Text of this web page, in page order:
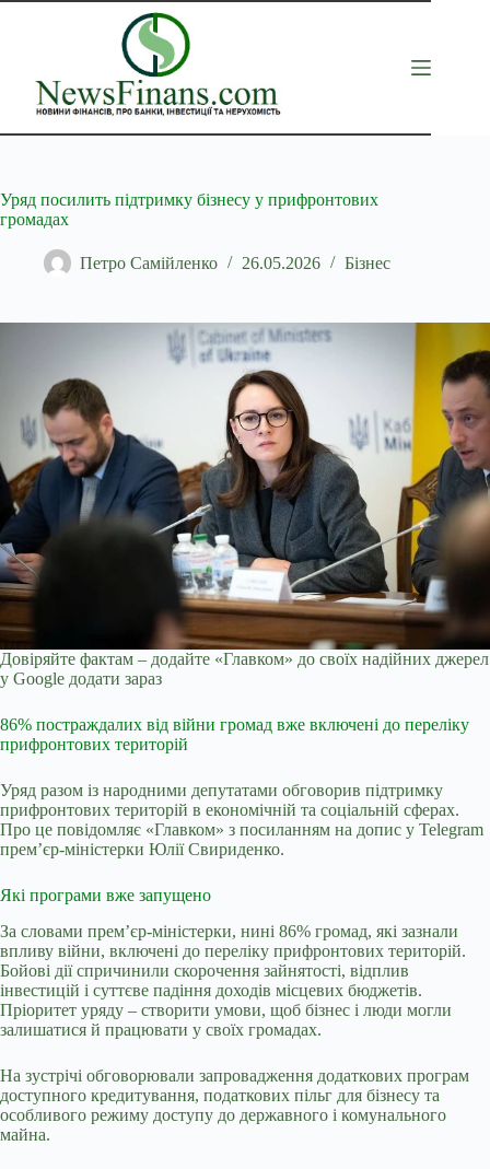
Перейти
Уряд посилить підтримку бізнесу у прифронтових
громадах
Петро Самійленко 26.05.2026 Бізнес
Довіряйте фактам – додайте «Главком» до своїх надійних джерел
у Google додати зараз
86% постраждалих від війни громад вже включені до переліку
прифронтових територій
Уряд разом із народними депутатами обговорив підтримку
прифронтових територій в економічній та соціальній сферах.
Про це повідомляє «Главком» з посиланням на допис у Telegram
прем’єр-міністерки Юлії Свириденко.
Які програми вже запущено
За словами прем’єр-міністерки, нині 86% громад, які зазнали
впливу війни, включені до переліку прифронтових територій.
Бойові дії спричинили скорочення зайнятості, відплив
інвестицій і суттєве падіння доходів місцевих бюджетів.
Пріоритет уряду – створити умови, щоб бізнес і люди могли
залишатися й працювати у своїх громадах.
На зустрічі обговорювали запровадження додаткових програм
доступного кредитування, податкових пільг для бізнесу та
особливого режиму доступу до державного і комунального
майна.